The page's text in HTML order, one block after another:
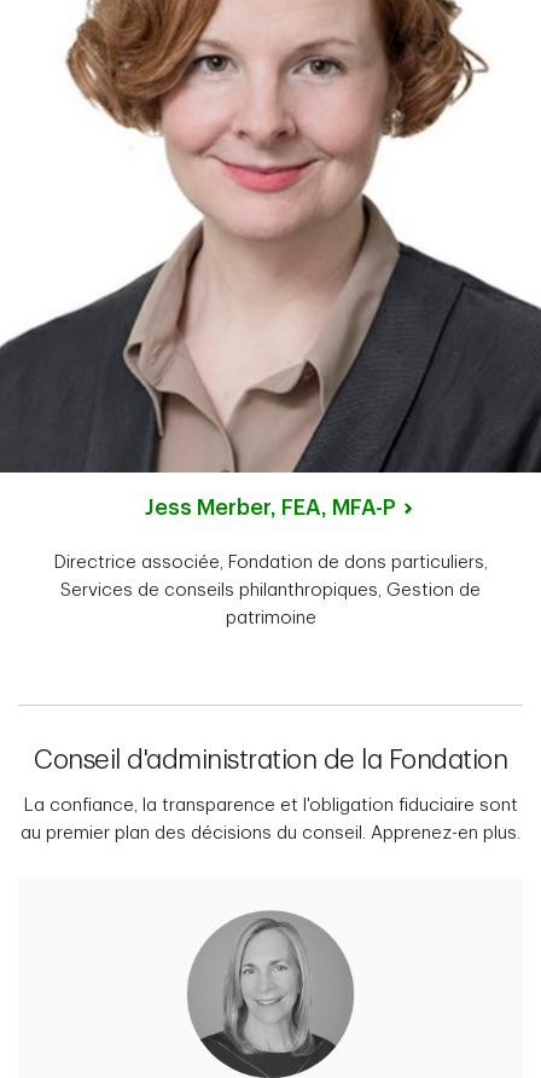
Jess Merber, FEA, MFA-P
Directrice associée, Fondation de dons particuliers,
Services de conseils philanthropiques, Gestion de
patrimoine
Conseil d'administration de la Fondation
La confiance, la transparence et l'obligation fiduciaire sont
au premier plan des décisions du conseil. Apprenez-en plus.